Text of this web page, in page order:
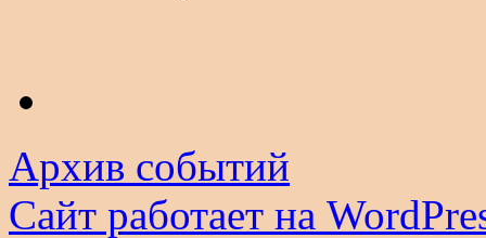
Архив событий
Сайт работает на